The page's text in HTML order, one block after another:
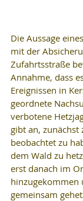
Die Aussage
mit der
Zufahrtsstraße
Annahme, dass
Ereignissen in
geordnete
verbotene
gibt an, zunächst
beobachtet zu
dem Wald zu
erst danach im
hinzugekommen
gemeinsam